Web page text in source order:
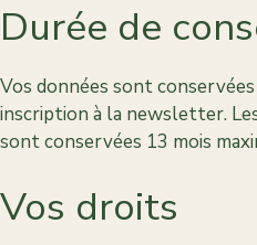
Durée de
Vos données sont
inscription à la newsletter.
sont conservées 13 mois
Vos droits